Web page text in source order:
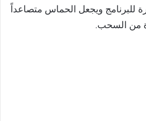
للبرنامج ويجعل الحماس متصاعداً
من السحب.